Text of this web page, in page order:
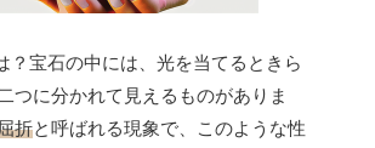
？宝石の中には、光を当てるときら
つに分かれて見えるものがありま
折と呼ばれる現象で、このような性